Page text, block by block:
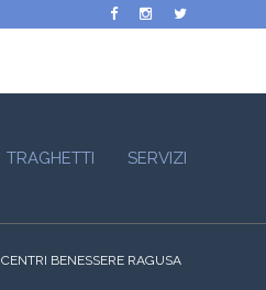
TRAGHETTI SERVIZI
CENTRI BENESSERE RAGUSA